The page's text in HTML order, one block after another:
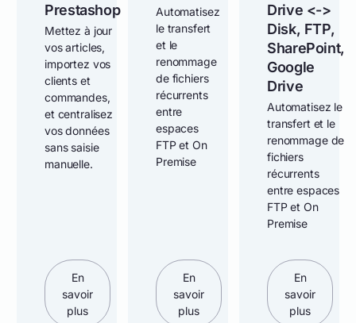
Prestashop
Mettez à jour
vos articles,
importez vos
clients et
commandes,
et centralisez
vos données
sans saisie
manuelle.
En
savoir
plus
Automatisez
le transfert
et le
renommage
de fichiers
récurrents
entre
espaces
FTP et On
Premise
En
savoir
plus
Drive <->
Disk, FTP,
SharePoint,
Google
Drive
Automatisez le
transfert et le
renommage de
fichiers
récurrents
entre espaces
FTP et On
Premise
En
savoir
plus